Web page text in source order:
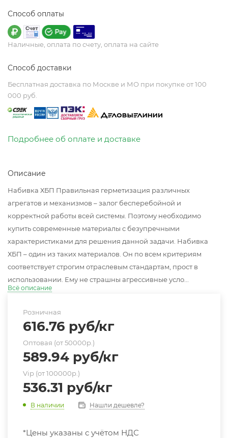
Способ оплаты
Наличные, оплата по счету, оплата на сайте
Способ доставки
Бесплатная доставка по Москве и МО при покупке от 100
000 руб.
Подробнее об оплате и доставке
Описание
Набивка ХБП Правильная герметизация различных
агрегатов и механизмов – залог бесперебойной и
корректной работы всей системы. Поэтому необходимо
купить современные материалы с безупречными
характеристиками для решения данной задачи. Набивка
ХБП – один из таких материалов. Он по всем критериям
соответствует строгим отраслевым стандартам, прост в
использовании. Ему не страшны агрессивные усло...
Всё описание
Розничная
616.76 руб/кг
Оптовая (от 50000р.)
589.94 руб/кг
Vip (от 100000р.)
536.31 руб/кг
В наличии Нашли дешевле?
*Цены указаны с учётом НДС